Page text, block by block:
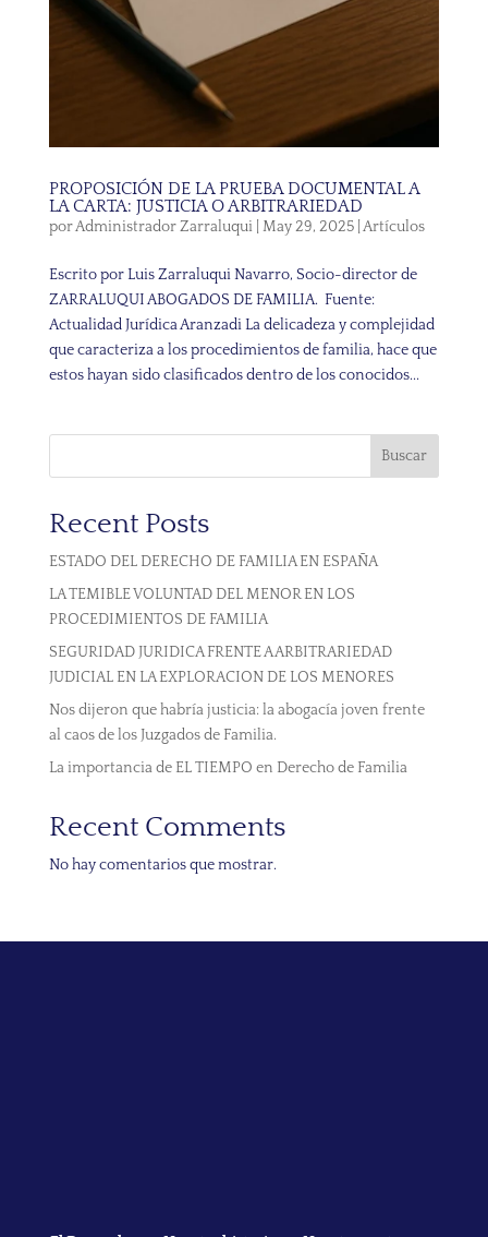
PROPOSICIÓN DE LA PRUEBA DOCUMENTAL A
LA CARTA: JUSTICIA O ARBITRARIEDAD
porAdministrador Zarraluqui| May 29, 2025| Artículos
Escrito por Luis Zarraluqui Navarro, Socio-director de
ZARRALUQUI ABOGADOS DE FAMILIA. Fuente:
Actualidad Jurídica Aranzadi La delicadeza y complejidad
que caracteriza a los procedimientos de familia, hace que
estos hayan sido clasificados dentro de los conocidos...
Buscar
Recent Posts
ESTADO DEL DERECHO DE FAMILIA EN ESPAÑA
LA TEMIBLE VOLUNTAD DEL MENOR EN LOS
PROCEDIMIENTOS DE FAMILIA
SEGURIDAD JURIDICA FRENTE A ARBITRARIEDAD
JUDICIAL EN LA EXPLORACION DE LOS MENORES
Nos dijeron que habría justicia: la abogacía joven frente
al caos de los Juzgados de Familia.
La importancia de EL TIEMPO en Derecho de Familia
Recent Comments
No hay comentarios que mostrar.